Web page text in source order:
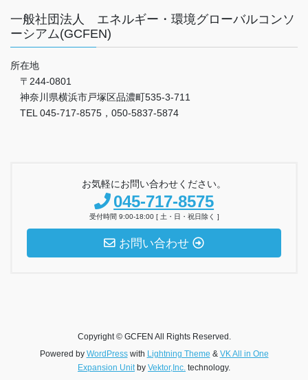
一般社団法人 エネルギー・環境グローバルコンソ
ーシアム(GCFEN)
所在地
〒244-0801
神奈川県横浜市戸塚区品濃町535-3-711
TEL 045-717-8575，050-5837-5874
お気軽にお問い合わせください。
045-717-8575
受付時間 9:00-18:00 [ 土・日・祝日除く ]
お問い合わせ
Copyright © GCFEN All Rights Reserved.
Powered by WordPresswith Lightning Theme & VK All in One
Expansion Unit by Vektor,Inc. technology.